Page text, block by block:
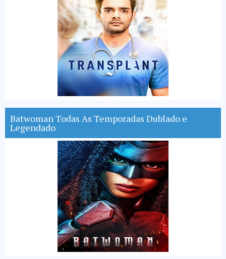
Batwoman Todas As Temporadas Dublado e
Legendado